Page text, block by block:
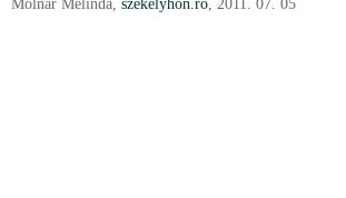
Molnár Melinda, székelyhon.ro, 2011. 07. 05